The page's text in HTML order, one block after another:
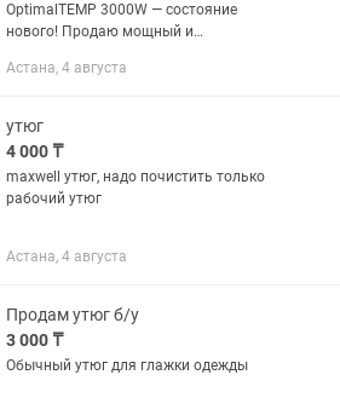
OptimalTEMP 3000W — состояние
нового! Продаю мощный и
отличном состоянии. Пользовались
дефектов,...
Астана, 4 августа
утюг
4 000 ₸
maxwell утюг, надо почистить только
рабочий утюг
Астана, 4 августа
Продам утюг б/у
3 000 ₸
Обычный утюг для глажки одежды